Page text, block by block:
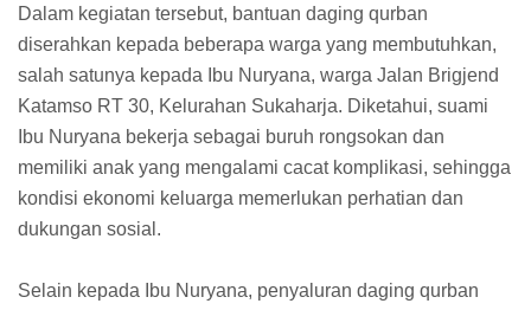
Dalam kegiatan tersebut, bantuan daging qurban
diserahkan kepada beberapa warga yang membutuhkan,
salah satunya kepada Ibu Nuryana, warga Jalan Brigjend
Katamso RT 30, Kelurahan Sukaharja. Diketahui, suami
Ibu Nuryana bekerja sebagai buruh rongsokan dan
memiliki anak yang mengalami cacat komplikasi, sehingga
kondisi ekonomi keluarga memerlukan perhatian dan
dukungan sosial.
Selain kepada Ibu Nuryana, penyaluran daging qurban